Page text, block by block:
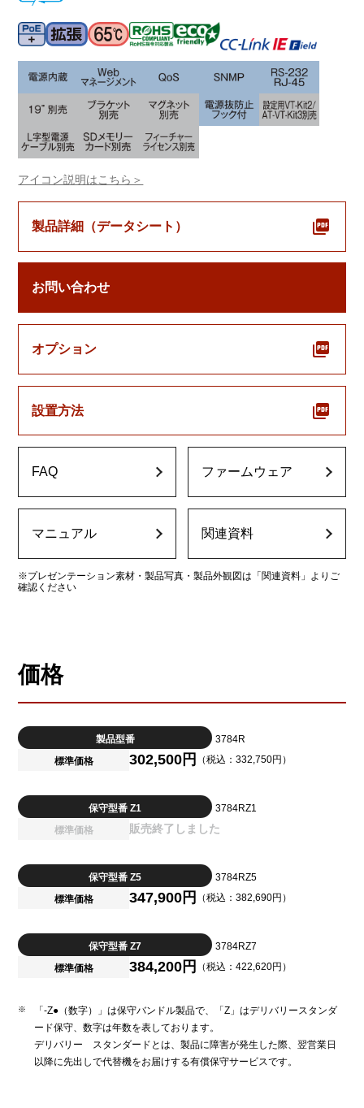
アイコン説明はこちら＞
製品詳細（データシート）
お問い合わせ
オプション
設置方法
FAQ ファームウェア
マニュアル 関連資料
※プレゼンテーション素材・製品写真・製品外観図は「関連資料」よりご
確認ください
価格
製品型番
3784R
標準価格
302,500円 （税込：332,750円）
保守型番 Z1
3784RZ1
標準価格
販売終了しました
保守型番 Z5
3784RZ5
標準価格
347,900円 （税込：382,690円）
保守型番 Z7
3784RZ7
標準価格
384,200円 （税込：422,620円）
「-Z●（数字）」は保守バンドル製品で、「Z」はデリバリースタンダ
ード保守、数字は年数を表しております。
デリバリー スタンダードとは、製品に障害が発生した際、翌営業日
以降に先出しで代替機をお届けする有償保守サービスです。